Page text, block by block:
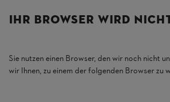
di spazio ridotte
e polveri STIHL SEA 50 unisce
particolarmente adatto per la pulizia mobile
per la pulizia interna dei veicoli e anche
IHR BROWSER WIRD
Sie nutzen einen Browser, den wir noch nicht
wir Ihnen, zu einem der folgenden Browser zu